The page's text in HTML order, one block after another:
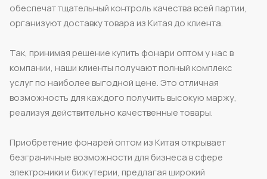
обеспечат тщательный контроль качества всей партии,
организуют доставку товара из Китая до клиента.
Так, принимая решение купить фонари оптом у нас в
компании, наши клиенты получают полный комплекс
услуг по наиболее выгодной цене. Это отличная
возможность для каждого получить высокую маржу,
реализуя действительно качественные товары.
Приобретение фонарей оптом из Китая открывает
безграничные возможности для бизнеса в сфере
электроники и бижутерии, предлагая широкий